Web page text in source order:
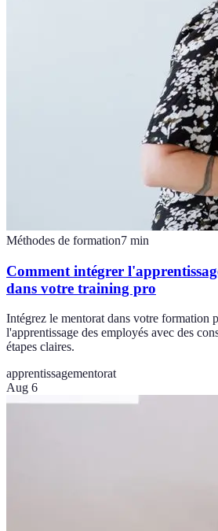
Méthodes de formation7 min
Comment intégrer
dans votre training pro
Intégrez le mentorat dans votre formation
l'apprentissage des employés avec des
étapes claires.
apprentissagementorat
Aug 6